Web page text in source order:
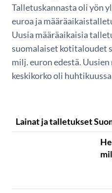
Talletuskannasta oli yön
euroa ja
Uusia määräaikaisia
suomalaiset kotitaloudet
milj. euron edestä.
keskikorko oli huhtikuussa
Lainat ja talletukset